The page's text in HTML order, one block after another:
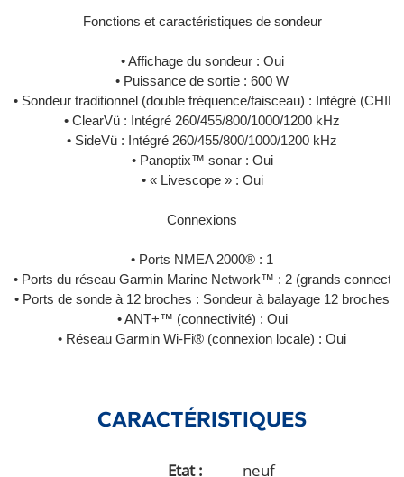
Fonctions et caractéristiques de sondeur
• Affichage du sondeur : Oui
• Puissance de sortie : 600 W
• Sondeur traditionnel (double fréquence/faisceau) : Intégré
• ClearVü : Intégré 260/455/800/1000/1200 kHz
• SideVü : Intégré 260/455/800/1000/1200 kHz
• Panoptix™ sonar : Oui
• « Livescope » : Oui
Connexions
• Ports NMEA 2000® : 1
• Ports du réseau Garmin Marine Network™ : 2 (grands
• Ports de sonde à 12 broches : Sondeur à balayage 12 broches
• ANT+™ (connectivité) : Oui
• Réseau Garmin Wi-Fi® (connexion locale) : Oui
CARACTÉRISTIQUES
Etat neuf